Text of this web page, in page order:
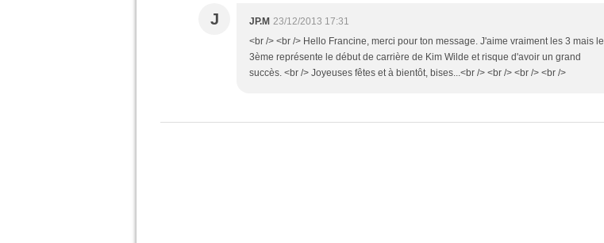
J JP.M 23/12/2013 17:31
<br /> <br /> Hello Francine, merci pour ton message. J'aime vraiment les 3 mais le
3ème représente le début de carrière de Kim Wilde et risque d'avoir un grand
succès. <br /> Joyeuses fêtes et à bientôt, bises...<br /> <br /> <br /> <br />